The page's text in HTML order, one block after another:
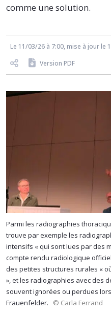
comme une solution.
Le 11/03/26 à 7:00, mise à jour le
Version PDF
Parmi les radiographies
trouve par exemple les
intensifs « qui sont lues par des
compte rendu radiologique
des petites structures rurales «
», et les radiographies avec des
souvent ignorées ou perdues
Frauenfelder.
© Carla Ferrand